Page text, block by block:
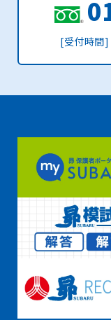
[受付時間]